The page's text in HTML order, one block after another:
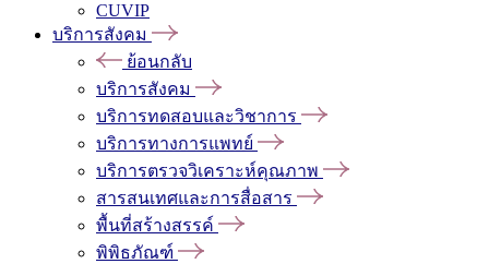
CUVIP
บริการสังคม
ย้อนกลับ
บริการสังคม
บริการทดสอบและวิชาการ
บริการทางการแพทย์
บริการตรวจวิเคราะห์คุณภาพ
สารสนเทศและการสื่อสาร
พื้นที่สร้างสรรค์
พิพิธภัณฑ์